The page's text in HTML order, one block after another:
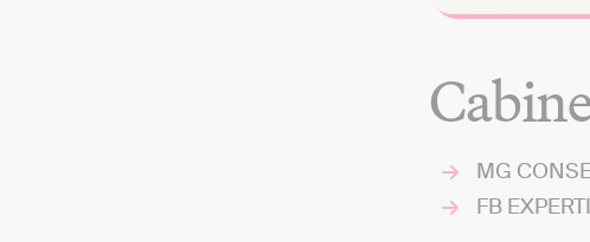
MG
FB